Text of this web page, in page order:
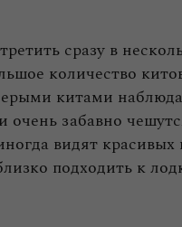
сразу в
количество
китами
забавно
видят красивых
подходить к